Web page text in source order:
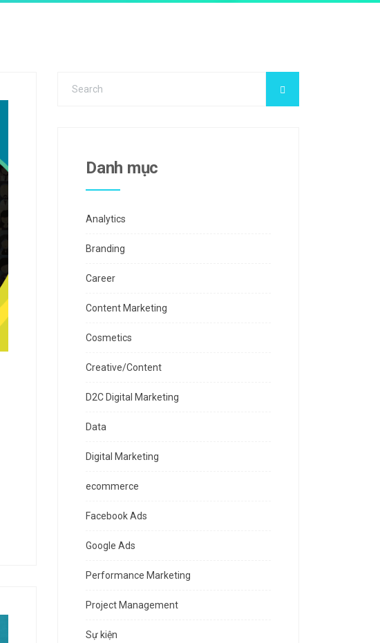
Danh mục
Analytics
Branding
Career
Content Marketing
Cosmetics
Creative/Content
D2C Digital Marketing
Data
Digital Marketing
ecommerce
Facebook Ads
Google Ads
Performance Marketing
Project Management
Sự kiện